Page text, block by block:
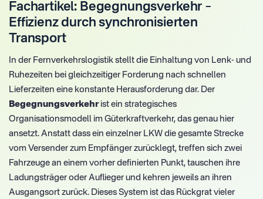
Fachartikel: Begegnungsverkehr –
Effizienz durch synchronisierten
Transport
In der Fernverkehrslogistik stellt die Einhaltung von Lenk- und
Ruhezeiten bei gleichzeitiger Forderung nach schnellen
Lieferzeiten eine konstante Herausforderung dar. Der
Begegnungsverkehrist ein strategisches
Organisationsmodell im Güterkraftverkehr, das genau hier
ansetzt. Anstatt dass ein einzelner LKW die gesamte Strecke
vom Versender zum Empfänger zurücklegt, treffen sich zwei
Fahrzeuge an einem vorher definierten Punkt, tauschen ihre
Ladungsträger oder Auflieger und kehren jeweils an ihren
Ausgangsort zurück. Dieses System ist das Rückgrat vieler